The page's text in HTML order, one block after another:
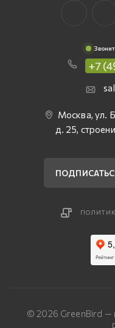
+7
Москва, ул.
д. 25,
© 2026 GreenBird —